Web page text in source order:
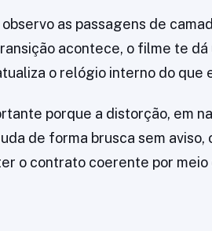
observo as passagens de
acontece, o filme te
o relógio interno do que
porque a distorção, em
de forma brusca sem
o contrato coerente por